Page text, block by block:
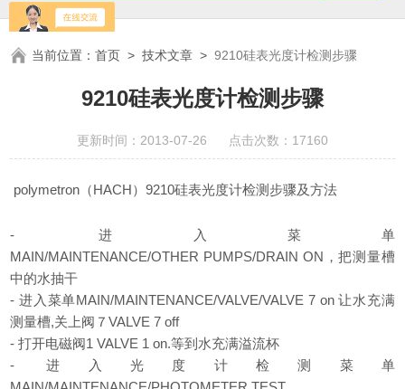
当前位置：首页 >技术文章 >9210硅表光度计检测步骤
9210硅表光度计检测步骤
更新时间：2013-07-26 点击次数：17160
polymetron（HACH）9210硅表光度计检测步骤及方法
- 进入菜单
MAIN/MAINTENANCE/OTHER PUMPS/DRAIN ON，把测量槽
中的水抽干
- 进入菜单MAIN/MAINTENANCE/VALVE/VALVE 7 on 让水充满
测量槽,关上阀７VALVE 7 off
- 打开电磁阀1 VALVE 1 on.等到水充满溢流杯
- 进入光度计检测菜单